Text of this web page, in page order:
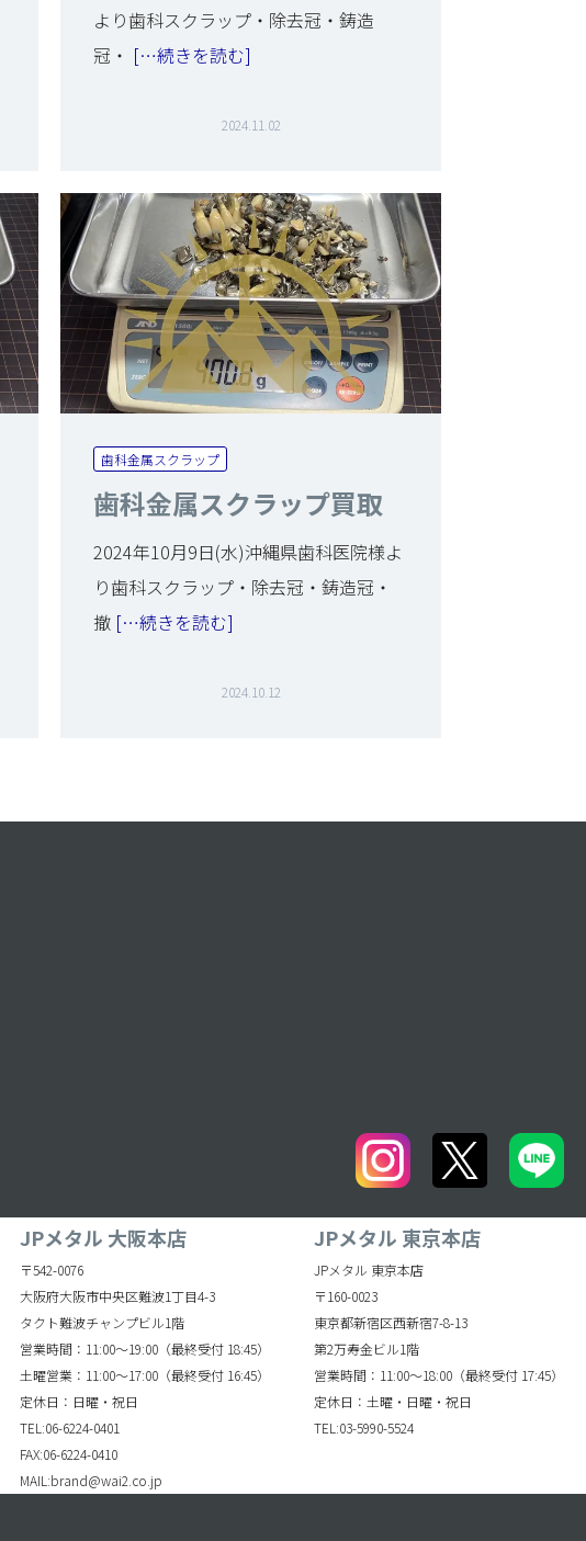
より歯科スクラップ・除去冠・鋳造
冠・ […続きを読む]
2024.11.02
歯科金属スクラップ
歯科金属スクラップ買取
2024年10月9日(水)沖縄県歯科医院様よ
り歯科スクラップ・除去冠・鋳造冠・
撤 […続きを読む]
2024.10.12
JPメタル 大阪本店
〒542-0076
大阪府大阪市中央区難波1丁目4-3
タクト難波チャンプビル1階
営業時間：11:00～19:00（最終受付 18:45）
土曜営業：11:00～17:00（最終受付 16:45）
定休日：日曜・祝日
TEL:06-6224-0401
FAX:06-6224-0410
MAIL:brand@wai2.co.jp
JPメタル 東京本店
JPメタル 東京本店
〒160-0023
東京都新宿区西新宿7-8-13
第2万寿金ビル1階
営業時間：11:00～18:00（最終受付 17:45）
定休日：土曜・日曜・祝日
TEL:03-5990-5524